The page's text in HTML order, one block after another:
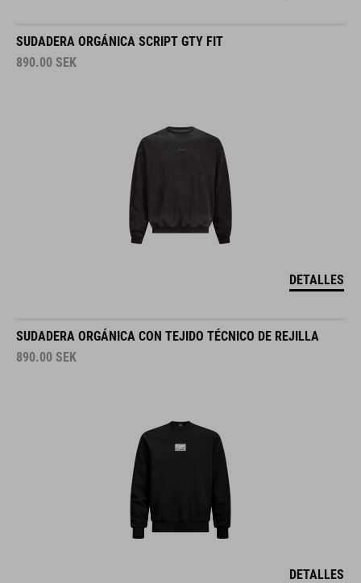
SUDADERA ORGÁNICA SCRIPT GTY FIT
890.00 SEK
DETALLES
SUDADERA ORGÁNICA CON TEJIDO TÉCNICO DE REJILLA
890.00 SEK
DETALLES